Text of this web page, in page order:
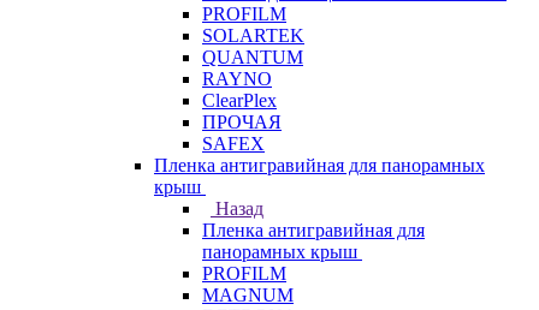
PROFILM
SOLARTEK
QUANTUM
RAYNO
ClearPlex
ПРОЧАЯ
SAFEX
Пленка антигравийная для панорамных
крыш
Назад
Пленка антигравийная для
панорамных крыш
PROFILM
MAGNUM